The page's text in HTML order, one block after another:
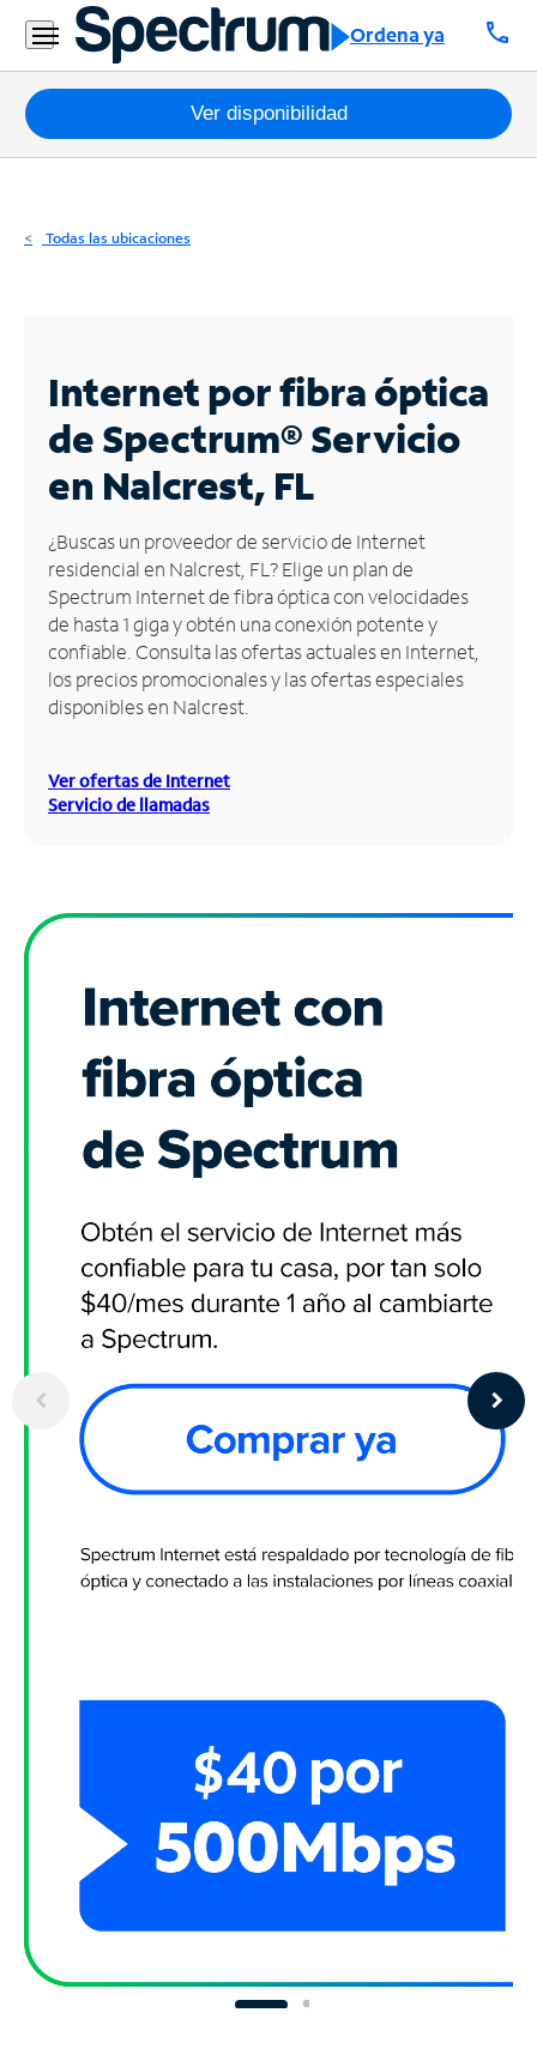
Ordena ya call
Residencial
Business
Paquetes
Internet
Business
Contáctanos
Inglés
Administrar
cuenta
Encuentra
una
tienda
Ver disponibilidad
Todas las ubicaciones
Internet por fibra óptica
de Spectrum®Servicio
en Nalcrest, FL
¿Buscas un proveedor de servicio de Internet
residencial en Nalcrest, FL? Elige un plan de
Spectrum Internet de fibra óptica con velocidades
de hasta 1 giga y obtén una conexión potente y
confiable. Consulta las ofertas actuales en Internet,
los precios promocionales y las ofertas especiales
disponibles en Nalcrest.
Ver ofertas de Internet
Servicio de llamadas